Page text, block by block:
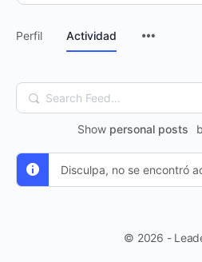
Perfil Actividad
Search
Feed…
Show personal posts
Disculpa, no se encontró
© 2026 -